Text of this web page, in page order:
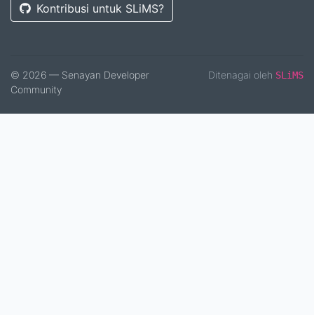
Kontribusi untuk SLiMS?
© 2026 — Senayan Developer
Community
Ditenagai oleh SLiMS